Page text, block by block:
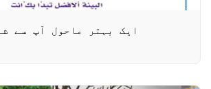
ایک بہتر ماحول آپ سے